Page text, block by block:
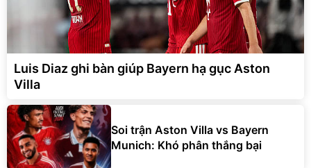
Luis Diaz ghi bàn giúp Bayern hạ gục Aston
Villa
Soi trận Aston Villa vs Bayern
Munich: Khó phân thắng bại